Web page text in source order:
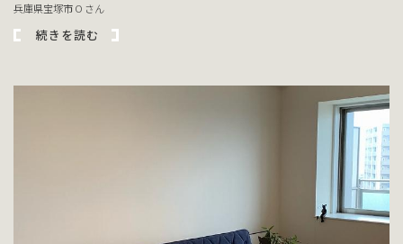
兵庫県宝塚市 O さん
続きを読む